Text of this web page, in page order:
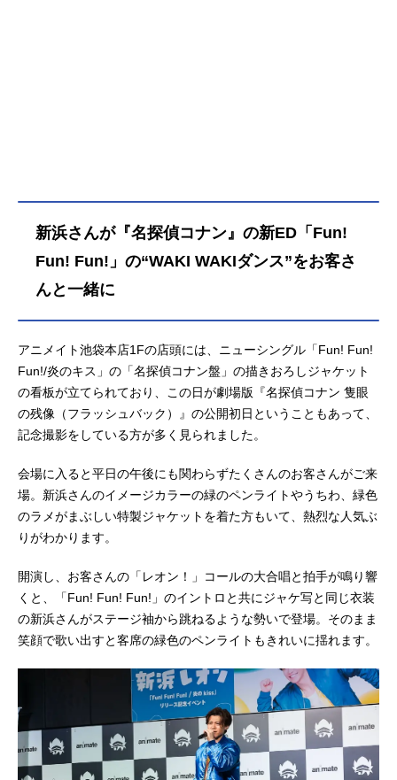
新浜さんが『名探偵コナン』の新ED「Fun!
Fun! Fun!」の“WAKI WAKIダンス”をお客さ
んと一緒に
アニメイト池袋本店1Fの店頭には、ニューシングル「Fun! Fun!
Fun!/炎のキス」の「名探偵コナン盤」の描きおろしジャケット
の看板が立てられており、この日が劇場版『名探偵コナン 隻眼
の残像（フラッシュバック）』の公開初日ということもあって、
記念撮影をしている方が多く見られました。
会場に入ると平日の午後にも関わらずたくさんのお客さんがご来
場。新浜さんのイメージカラーの緑のペンライトやうちわ、緑色
のラメがまぶしい特製ジャケットを着た方もいて、熱烈な人気ぶ
りがわかります。
開演し、お客さんの「レオン！」コールの大合唱と拍手が鳴り響
くと、「Fun! Fun! Fun!」のイントロと共にジャケ写と同じ衣装
の新浜さんがステージ袖から跳ねるような勢いで登場。そのまま
笑顔で歌い出すと客席の緑色のペンライトもきれいに揺れます。